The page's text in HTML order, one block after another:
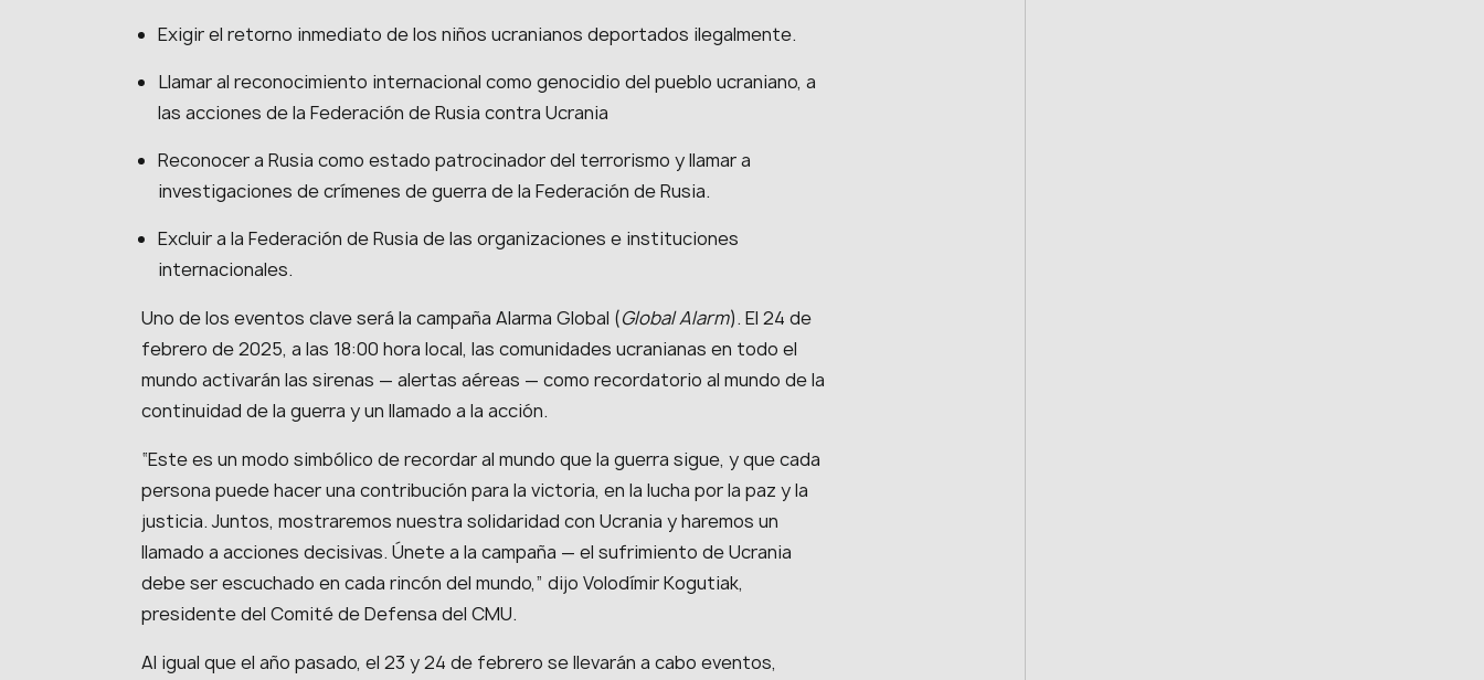
Exigir el retorno inmediato de los niños ucranianos deportados ilegalmente.
Llamar al reconocimiento internacional como genocidio del pueblo ucraniano, a
las acciones de la Federación de Rusia contra Ucrania
Reconocer a Rusia como estado patrocinador del terrorismo y llamar a
investigaciones de crímenes de guerra de la Federación de Rusia.
Excluir a la Federación de Rusia de las organizaciones e instituciones
internacionales.
Uno de los eventos clave será la campaña Alarma Global (Global Alarm). El 24 de
febrero de 2025, a las 18:00 hora local, las comunidades ucranianas en todo el
mundo activarán las sirenas — alertas aéreas — como recordatorio al mundo de la
continuidad de la guerra y un llamado a la acción.
“Este es un modo simbólico de recordar al mundo que la guerra sigue, y que cada
persona puede hacer una contribución para la victoria, en la lucha por la paz y la
justicia. Juntos, mostraremos nuestra solidaridad con Ucrania y haremos un
llamado a acciones decisivas. Únete a la campaña — el sufrimiento de Ucrania
debe ser escuchado en cada rincón del mundo,” dijo Volodímir Kogutiak,
presidente del Comité de Defensa del CMU.
Al igual que el año pasado, el 23 y 24 de febrero se llevarán a cabo eventos,